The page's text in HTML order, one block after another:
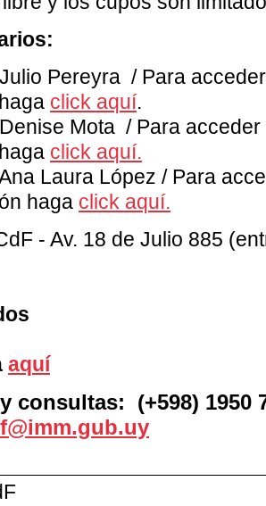
Pereyra / Para
click aquí.
Mota / Para
click aquí.
Laura López / Para
haga click aquí.
- Av. 18 de Julio 885
aquí
consultas: (+598) 1950
@imm.gub.uy